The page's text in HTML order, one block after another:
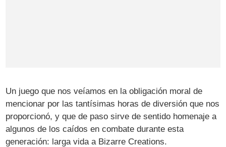
Un juego que nos veíamos en la obligación moral de
mencionar por las tantísimas horas de diversión que nos
proporcionó, y que de paso sirve de sentido homenaje a
algunos de los caídos en combate durante esta
generación: larga vida a Bizarre Creations.